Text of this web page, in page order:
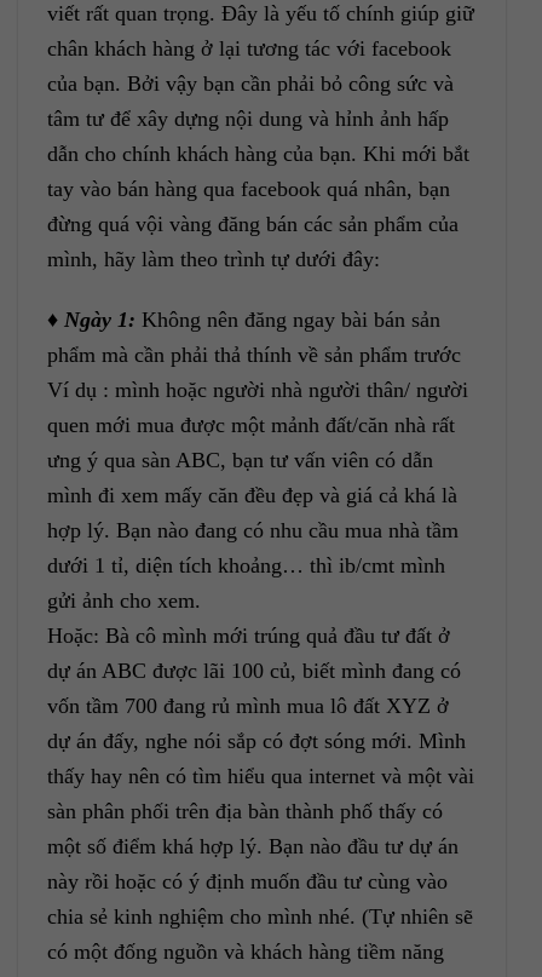
viết rất quan trọng. Đây là yếu tố chính giúp giữ
chân khách hàng ở lại tương tác với facebook
của bạn. Bởi vậy bạn cần phải bỏ công sức và
tâm tư để xây dựng nội dung và hỉnh ảnh hấp
dẫn cho chính khách hàng của bạn. Khi mới bắt
tay vào bán hàng qua facebook quá nhân, bạn
đừng quá vội vàng đăng bán các sản phẩm của
mình, hãy làm theo trình tự dưới đây:
♦ Ngày 1: Không nên đăng ngay bài bán sản
phẩm mà cần phải thả thính về sản phẩm trước
Ví dụ : mình hoặc người nhà người thân/ người
quen mới mua được một mảnh đất/căn nhà rất
ưng ý qua sàn ABC, bạn tư vấn viên có dẫn
mình đi xem mấy căn đều đẹp và giá cả khá là
hợp lý. Bạn nào đang có nhu cầu mua nhà tầm
dưới 1 tỉ, diện tích khoảng… thì ib/cmt mình
gửi ảnh cho xem.
Hoặc: Bà cô mình mới trúng quả đầu tư đất ở
dự án ABC được lãi 100 củ, biết mình đang có
vốn tầm 700 đang rủ mình mua lô đất XYZ ở
dự án đấy, nghe nói sắp có đợt sóng mới. Mình
thấy hay nên có tìm hiểu qua internet và một vài
sàn phân phối trên địa bàn thành phố thấy có
một số điểm khá hợp lý. Bạn nào đầu tư dự án
này rồi hoặc có ý định muốn đầu tư cùng vào
chia sẻ kinh nghiệm cho mình nhé. (Tự nhiên sẽ
có một đống nguồn và khách hàng tiềm năng